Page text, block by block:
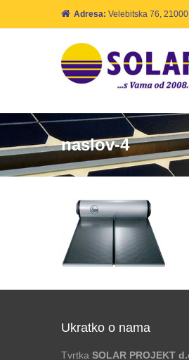
Adresa: Velebitska 76,
naslov-4
Ukratko o nama
Tvrtka SOLAR PROJEKT